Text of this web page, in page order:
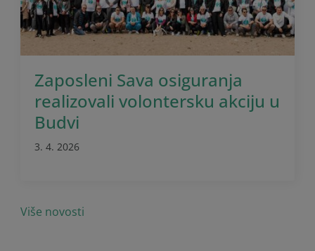
Zaposleni Sava osiguranja
realizovali volontersku akciju u
Budvi
3. 4. 2026
Više novosti